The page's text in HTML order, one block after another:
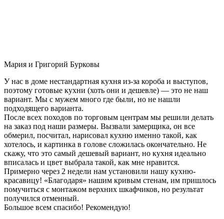
Мария и Григорий Бурковы
У нас в доме нестандартная кухня из-за короба и выступов,
поэтому готовые кухни (хоть они и дешевле) — это не наш
вариант. Мы с мужем много где были, но не нашли
подходящего варианта.
После всех походов по торговым центрам мы решили делать
на заказ под наши размеры. Вызвали замерщика, он все
обмерил, посчитал, нарисовал кухню именно такой, как
хотелось, и картинка в голове сложилась окончательно. Не
скажу, что это самый дешевый вариант, но кухня идеально
вписалась и цвет выбрала такой, как мне нравится.
Примерно через 2 недели нам установили нашу кухню-
красавицу! «Благодаря» нашим кривым стенам, им пришлось
помучиться с монтажом верхних шкафчиков, но результат
получился отменный.
Большое всем спасибо! Рекомендую!